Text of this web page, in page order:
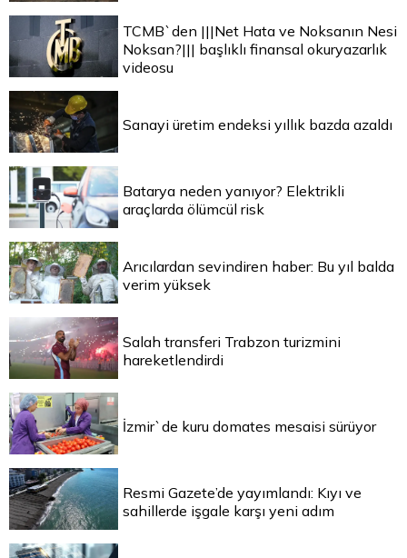
TCMB`den |||Net Hata ve Noksanın Nesi
Noksan?||| başlıklı finansal okuryazarlık
videosu
Sanayi üretim endeksi yıllık bazda azaldı
Batarya neden yanıyor? Elektrikli
araçlarda ölümcül risk
Arıcılardan sevindiren haber: Bu yıl balda
verim yüksek
Salah transferi Trabzon turizmini
hareketlendirdi
İzmir`de kuru domates mesaisi sürüyor
Resmi Gazete’de yayımlandı: Kıyı ve
sahillerde işgale karşı yeni adım